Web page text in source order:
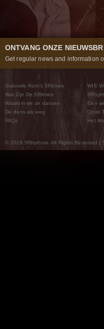
ONTVANG ONZE
Get regular news and information
Gabrielle Roth’s 5Ritmes
Wat Zijn De 5Ritmes
Waarom we ze dansen
De dans als weg
FAQs
WIE
Een
Onze
Het
© 2026 5Rhythms. All Rights Reserved |